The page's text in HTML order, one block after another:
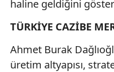
haline geldiğini
TÜRKİYE CAZİBE
Ahmet Burak
üretim altyapısı,